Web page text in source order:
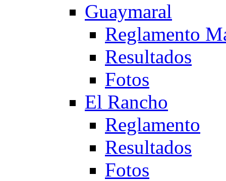
Guaymaral
Reglamento
Resultados
Fotos
El Rancho
Reglamento
Resultados
Fotos